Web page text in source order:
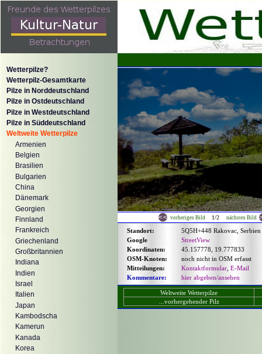
Wetterpilze?
Wetterpilz-Gesamtkarte
Pilze in Norddeutschland
Pilze in Ostdeutschland
Pilze in Westdeutschland
Pilze in Süddeutschland
Weltweite Wetterpilze
Armenien
Belgien
Brasilien
Bulgarien
China
Dänemark
Georgien
Finnland
Frankreich
Griechenland
Großbritannien
Indiana
Indien
Israel
Italien
Japan
Kambodscha
Kamerun
Kanada
Korea
vorheriges Bild 1/2 nächstes Bild
Standort:
5Q5H+448 Rakovac, Serbien
Google
StreetView
Koordinaten:
45.157778, 19.777833
OSM-Knoten:
noch nicht in OSM erfasst
Mitteilungen:
Kontaktformular E-Mail
Kommentare:
hier abgeben/ansehen
Weltweite Wetterpilze
...vorhergehender Pilz